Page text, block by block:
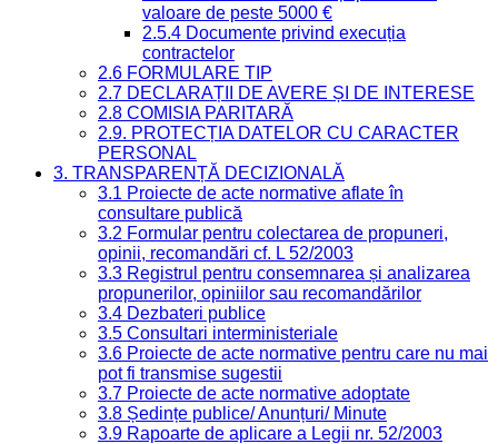
valoare de peste 5000 €
2.5.4 Documente privind execuția
contractelor
2.6 FORMULARE TIP
2.7 DECLARAȚII DE AVERE ȘI DE INTERESE
2.8 COMISIA PARITARĂ
2.9. PROTECȚIA DATELOR CU CARACTER
PERSONAL
3. TRANSPARENȚĂ DECIZIONALĂ
3.1 Proiecte de acte normative aflate în
consultare publică
3.2 Formular pentru colectarea de propuneri,
opinii, recomandări cf. L 52/2003
3.3 Registrul pentru consemnarea și analizarea
propunerilor, opiniilor sau recomandărilor
3.4 Dezbateri publice
3.5 Consultari interministeriale
3.6 Proiecte de acte normative pentru care nu mai
pot fi transmise sugestii
3.7 Proiecte de acte normative adoptate
3.8 Ședințe publice/ Anunțuri/ Minute
3.9 Rapoarte de aplicare a Legii nr. 52/2003